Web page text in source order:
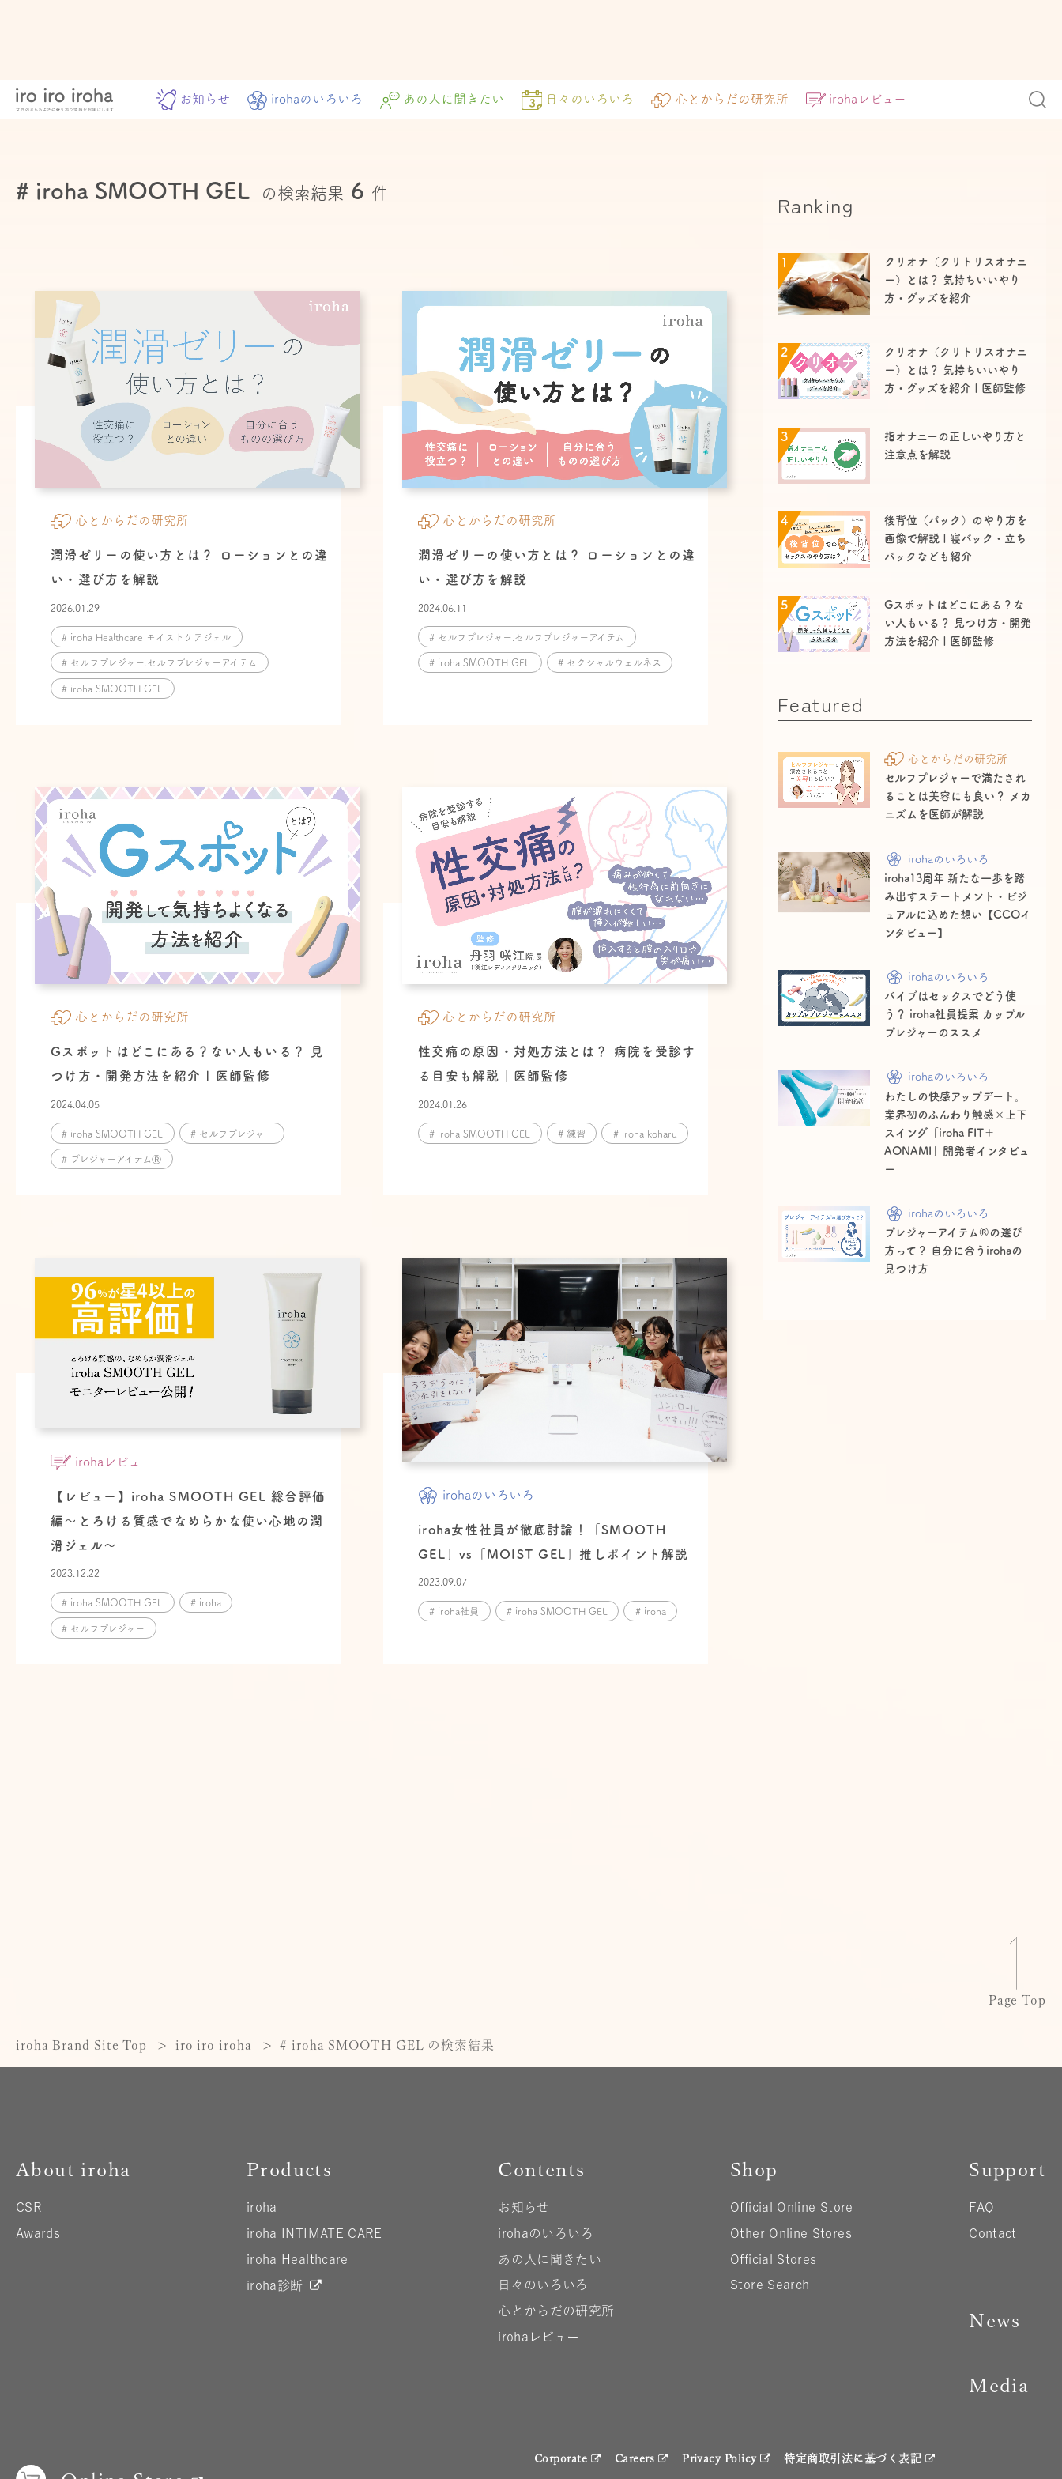
お知らせ irohaのいろいろ あの人に聞きたい 日々のいろいろ 心とからだの研究所 irohaレビュー
# iroha SMOOTH GEL の検索結果 6 件
心とからだの研究所
潤滑ゼリーの使い方とは？ ローションとの違
い・選び方を解説
2026.01.29
# iroha Healthcare モイストケアジェル
# セルフプレジャー.セルフプレジャーアイテム
# iroha SMOOTH GEL
心とからだの研究所
潤滑ゼリーの使い方とは？ ローションとの違
い・選び方を解説
2024.06.11
# セルフプレジャー.セルフプレジャーアイテム
# iroha SMOOTH GEL # セクシャルウェルネス
心とからだの研究所
Gスポットはどこにある？ない人もいる？ 見
つけ方・開発方法を紹介 | 医師監修
2024.04.05
# iroha SMOOTH GEL # セルフプレジャー
# プレジャーアイテムⓇ
心とからだの研究所
性交痛の原因・対処方法とは？ 病院を受診す
る目安も解説│医師監修
2024.01.26
# iroha SMOOTH GEL # 練習 # iroha koharu
irohaレビュー
【レビュー】iroha SMOOTH GEL 総合評価
編〜とろける質感でなめらかな使い心地の潤
滑ジェル〜
2023.12.22
# iroha SMOOTH GEL # iroha
# セルフプレジャー
irohaのいろいろ
iroha女性社員が徹底討論！「SMOOTH
GEL」vs「MOIST GEL」推しポイント解説
2023.09.07
# iroha社員 # iroha SMOOTH GEL # iroha
Ranking
1
クリオナ（クリトリスオナニ
ー）とは？ 気持ちいいやり
方・グッズを紹介
2
クリオナ（クリトリスオナニ
ー）とは？ 気持ちいいやり
方・グッズを紹介 | 医師監修
3
指オナニーの正しいやり方と
注意点を解説
4
後背位（バック）のやり方を
画像で解説 | 寝バック・立ち
バックなども紹介
5
Gスポットはどこにある？な
い人もいる？ 見つけ方・開発
方法を紹介 | 医師監修
Featured
心とからだの研究所
セルフプレジャーで満たされ
ることは美容にも良い？ メカ
ニズムを医師が解説
irohaのいろいろ
iroha13周年 新たな一歩を踏
み出すステートメント・ビジ
ュアルに込めた想い【CCOイ
ンタビュー】
irohaのいろいろ
バイブはセックスでどう使
う？ iroha社員提案 カップル
プレジャーのススメ
irohaのいろいろ
わたしの快感アップデート。
業界初のふんわり触感×上下
スイング「iroha FIT＋
AONAMI」開発者インタビュ
ー
irohaのいろいろ
プレジャーアイテム®の選び
方って？ 自分に合うirohaの
見つけ方
Page Top
iroha Brand Site Top iro iro iroha # iroha SMOOTH GEL の検索結果
About iroha
CSR
Awards
Products
iroha
iroha INTIMATE CARE
iroha Healthcare
iroha診断
Contents
お知らせ
irohaのいろいろ
あの人に聞きたい
日々のいろいろ
心とからだの研究所
irohaレビュー
Shop
Official Online Store
Other Online Stores
Official Stores
Store Search
Support
FAQ
Contact
News
Media
Corporate Careers Privacy Policy 特定商取引法に基づく表記